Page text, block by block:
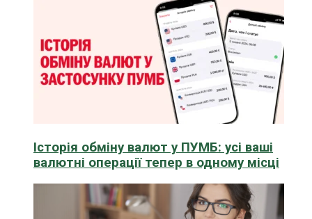
Історія обміну валют у ПУМБ: усі ваші
валютні операції тепер в одному місці